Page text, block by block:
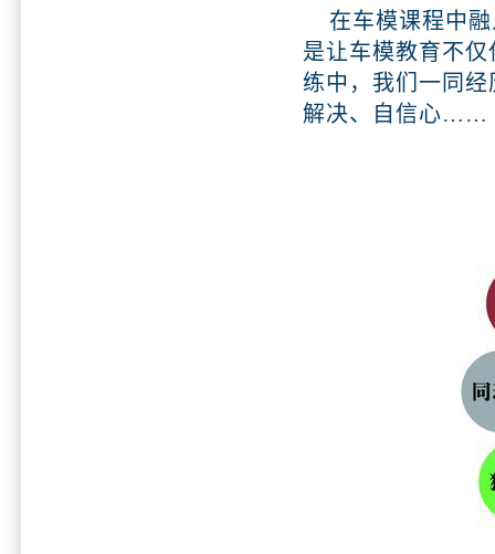
在车模课程中融
是让车模教育不
练中，我们一同
解决、自信心……